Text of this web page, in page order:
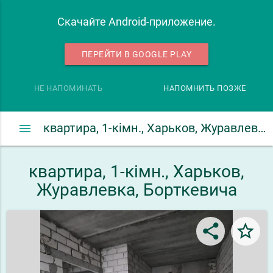
Скачайте Android-приложение.
ПЕРЕЙТИ В GOOGLE PLAY
НЕ НАПОМИНАТЬ НАПОМНИТЬ ПОЗЖЕ
квартира, 1-кімн., Харьков, Журавлевка, Борткевича
menu
квартира, 1-кімн., Харьков,
Журавлевка, Борткевича
share star_border